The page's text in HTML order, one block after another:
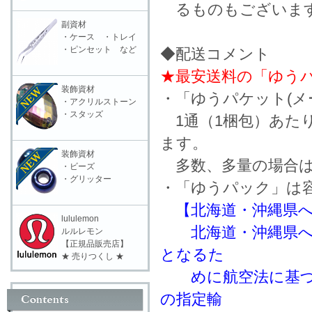
るものもございま
◆配送コメント
★最安送料の「ゆう
・「ゆうパケット(
1通（1梱包）あた
ます。
多数、多量の場合
・「ゆうパック」は
【北海道・沖縄県
北海道・沖縄県へ
となるた
めに航空法に基づ
の指定輸
副資材
・ケース ・トレイ
・ピンセット など
装飾資材
・アクリルストーン
・スタッズ
装飾資材
・ビーズ
・グリッター
lululemon
ルルレモン
【正規品販売店】
★ 売りつくし ★